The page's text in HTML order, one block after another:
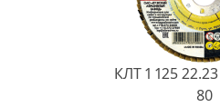
КЛТ 1 125
80